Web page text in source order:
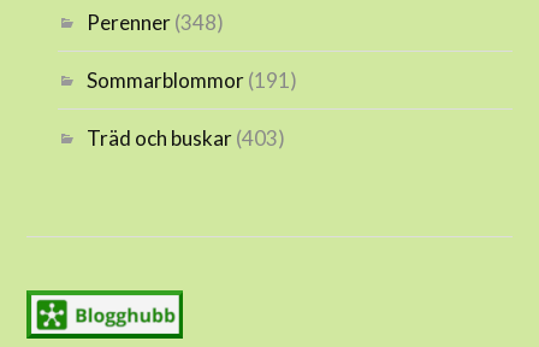
Perenner(348)
Sommarblommor(191)
Träd och buskar(403)